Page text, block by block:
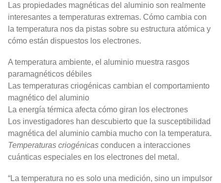
Las propiedades magnéticas del aluminio son realmente
interesantes a temperaturas extremas. Cómo cambia con
la temperatura nos da pistas sobre su estructura atómica y
cómo están dispuestos los electrones.
A temperatura ambiente, el aluminio muestra rasgos
paramagnéticos débiles
Las temperaturas criogénicas cambian el comportamiento
magnético del aluminio
La energía térmica afecta cómo giran los electrones
Los investigadores han descubierto que la susceptibilidad
magnética del aluminio cambia mucho con la temperatura.
Temperaturas criogénicas conducen a interacciones
cuánticas especiales en los electrones del metal.
“La temperatura no es solo una medición, sino un impulsor